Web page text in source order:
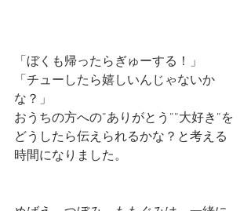
「ぼくも帰ったらぎゅーする！」
「チューしたら嬉しいんじゃないか
な？」
おうちの方への”ありがとう””大好き”を
どうしたら伝えられるかな？と考える
時間になりました。